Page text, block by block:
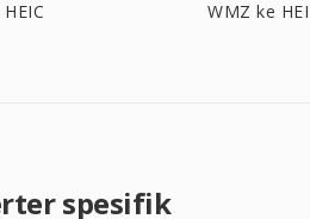
WMZ ke
spesifik